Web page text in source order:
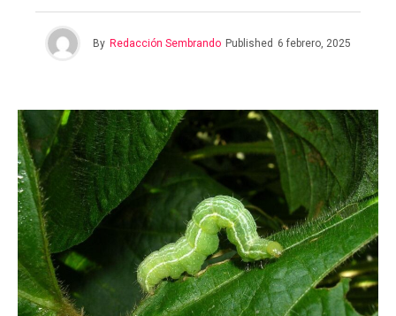
By Redacción Sembrando Published 6 febrero, 2025